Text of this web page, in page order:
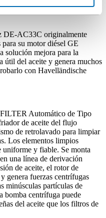
DE-AC33C originalmente
su motor diésel GE
mejora para la
útil del aceite y genera muchos
con Havelländische
Automático de Tipo
de aceite del flujo
de retrolavado para limpiar
Los elementos limpios
y fiable. Se monta
una línea de derivación
de aceite, el rotor de
genera fuerzas centrífugas
minúsculas partículas de
bomba centrífuga puede
del aceite que los filtros de